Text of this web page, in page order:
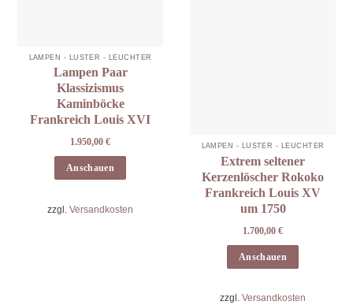
LAMPEN - LÜSTER - LEUCHTER
Lampen Paar
Klassizismus
Kaminböcke
Frankreich Louis XVI
1.950,00 €
Anschauen
zzgl. Versandkosten
LAMPEN - LÜSTER - LEUCHTER
Extrem seltener
Kerzenlöscher Rokoko
Frankreich Louis XV
um 1750
1.700,00 €
Anschauen
zzgl. Versandkosten